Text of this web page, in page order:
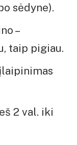
sėdyne).
–
taip pigiau.
2 val. iki